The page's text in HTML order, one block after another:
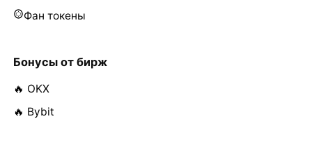
Фан токены
Бонусы от бирж
🔥 OKX
🔥 Bybit